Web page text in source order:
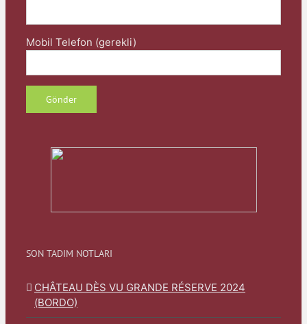
Mobil Telefon (gerekli)
SON TADIM NOTLARI
CHÂTEAU DÈS VU GRANDE RÉSERVE 2024
(BORDO)